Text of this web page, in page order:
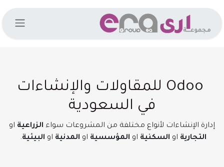
Odoo للمقاولات والإنشاءات
في السعودية
إدارة الإنشاءات لأنواع مختلفة من المشروعات سواء الزراعية او
التجارية او السكنية او المؤسسية او المدنية او البيئية.